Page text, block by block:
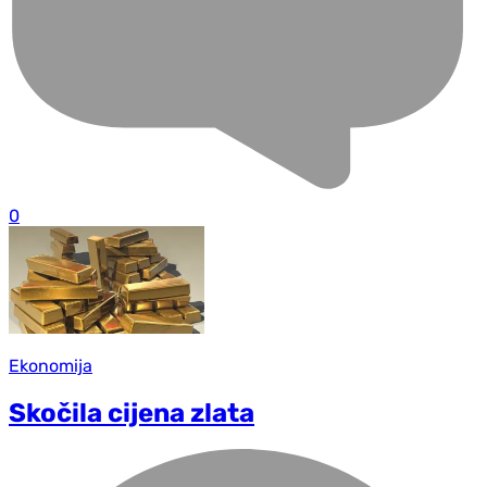
0
Ekonomija
Skočila cijena zlata